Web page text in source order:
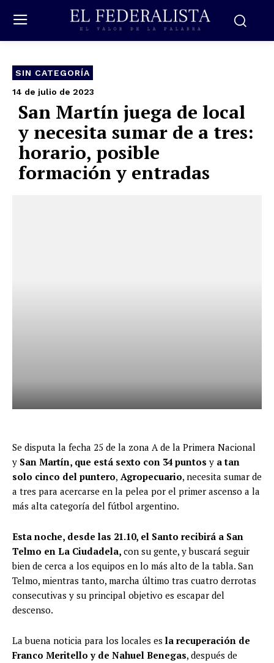
SIN CATEGORÍA
14 de julio de 2023
San Martín juega de local
y necesita sumar de a tres:
horario, posible
formación y entradas
Se disputa la fecha 25 de la zona A de la Primera Nacional
y San Martín, que está sexto con 34 puntos y a tan
solo cinco del puntero, Agropecuario, necesita sumar de
a tres para acercarse en la pelea por el primer ascenso a la
más alta categoría del fútbol argentino.
Esta noche, desde las 21.10, el Santo recibirá a San
Telmo en La Ciudadela, con su gente, y buscará seguir
bien de cerca a los equipos en lo más alto de la tabla. San
Telmo, mientras tanto, marcha último tras cuatro derrotas
consecutivas y su principal objetivo es escapar del
descenso.
La buena noticia para los locales es la recuperación de
Franco Meritello y de Nahuel Benegas, después de